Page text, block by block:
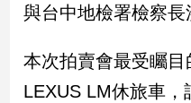
焦
品
點
與台中地檢署檢察長
本次拍賣會最受矚
LEXUS LM休旅車